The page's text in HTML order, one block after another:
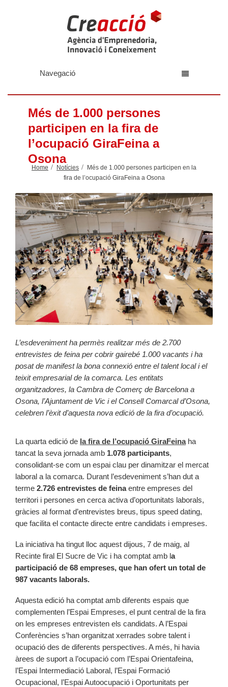
Navegació
Més de 1.000 persones
participen en la fira de
l’ocupació GiraFeina a
Osona
Home Notícies
Més de 1.000 persones participen en la
fira de l’ocupació GiraFeina a Osona
L’esdeveniment ha permès realitzar més de 2.700
entrevistes de feina per cobrir gairebé 1.000 vacants i ha
posat de manifest la bona connexió entre el talent local i el
teixit empresarial de la comarca. Les entitats
organitzadores, la Cambra de Comerç de Barcelona a
Osona, l’Ajuntament de Vic i el Consell Comarcal d’Osona,
celebren l’èxit d’aquesta nova edició de la fira d’ocupació.
La quarta edició de la fira de l’ocupació GiraFeinaha
tancat la seva jornada amb 1.078 participants,
consolidant-se com un espai clau per dinamitzar el mercat
laboral a la comarca. Durant l’esdeveniment s’han dut a
terme 2.726 entrevistes de feinaentre empreses del
territori i persones en cerca activa d’oportunitats laborals,
gràcies al format d’entrevistes breus, tipus speed dating,
que facilita el contacte directe entre candidats i empreses.
La iniciativa ha tingut lloc aquest dijous, 7 de maig, al
Recinte firal El Sucre de Vic i ha comptat amb la
participació de 68 empreses, que han ofert un total de
987 vacants laborals.
Aquesta edició ha comptat amb diferents espais que
complementen l’Espai Empreses, el punt central de la fira
on les empreses entrevisten els candidats. A l’Espai
Conferències s’han organitzat xerrades sobre talent i
ocupació des de diferents perspectives. A més, hi havia
àrees de suport a l’ocupació com l’Espai Orientafeina,
l’Espai Intermediació Laboral, l’Espai Formació
Ocupacional, l’Espai Autoocupació i Oportunitats per